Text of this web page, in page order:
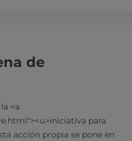
de
<a
para
acción propia se pone en